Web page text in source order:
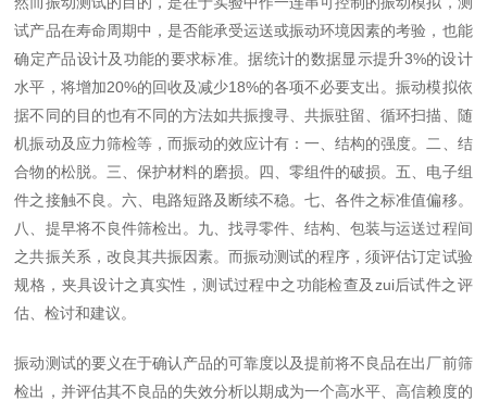
试产品在寿命周期中，是否能承受运送或振动环境因素的考验，也能
确定产品设计及功能的要求标准。据统计的数据显示提升3%的设计
水平，将增加20%的回收及减少18%的各项不必要支出。振动模拟依
据不同的目的也有不同的方法如共振搜寻、共振驻留、循环扫描、随
机振动及应力筛检等，而振动的效应计有：一、结构的强度。二、结
合物的松脱。三、保护材料的磨损。四、零组件的破损。五、电子组
件之接触不良。六、电路短路及断续不稳。七、各件之标准值偏移。
八、提早将不良件筛检出。九、找寻零件、结构、包装与运送过程间
之共振关系，改良其共振因素。而振动测试的程序，须评估订定试验
规格，夹具设计之真实性，测试过程中之功能检查及zui后试件之评
估、检讨和建议。
振动测试的要义在于确认产品的可靠度以及提前将不良品在出厂前筛
检出，并评估其不良品的失效分析以期成为一个高水平、高信赖度的